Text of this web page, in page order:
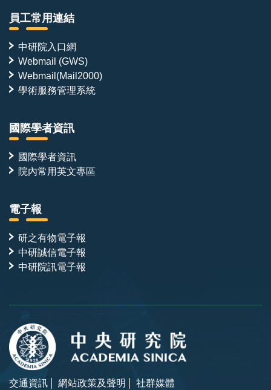
員工常用連結
中研院入口網
Webmail (GWS)
Webmail(Mail2000)
學術服務管理系統
國際學者資訊
國際學者資訊
院內常用英文專區
電子報
研之有物電子報
中研誠信電子報
中研院訊電子報
交通資訊 網站政策及聲明 社群媒體